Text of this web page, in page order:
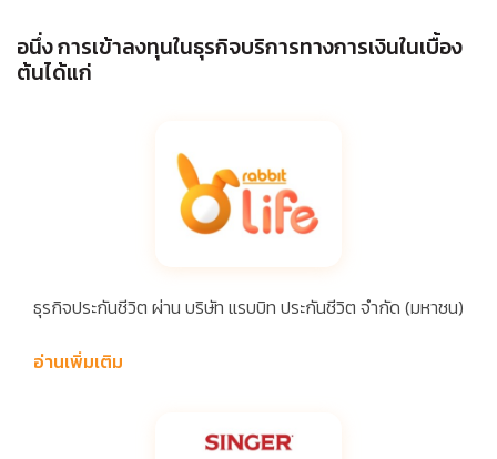
อนึ่ง การเข้าลงทุนในธุรกิจบริการทางการเงินในเบื้อง
ต้นได้แก่
ธุรกิจประกันชีวิต ผ่าน บริษัท แรบบิท ประกันชีวิต จำกัด (มหาชน)
อ่านเพิ่มเติม